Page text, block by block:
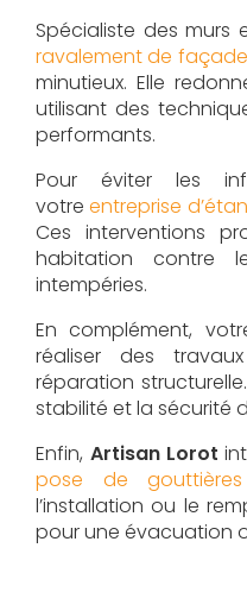
Spécialiste des murs
ravalement de
minutieux. Elle
utilisant des
performants.
Pour éviter les
votreentreprise
Ces interventions
habitation contre
intempéries.
En complément,
réaliser des
réparation
stabilité et la sécurité
Enfin, Artisan Lorot
pose de
l’installation ou le
pour une évacuation